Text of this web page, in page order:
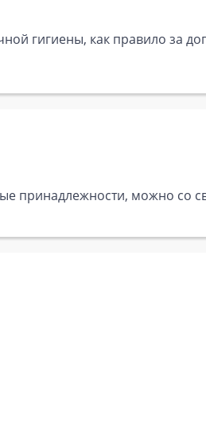
гигиены, как правило за
принадлежности, можно со